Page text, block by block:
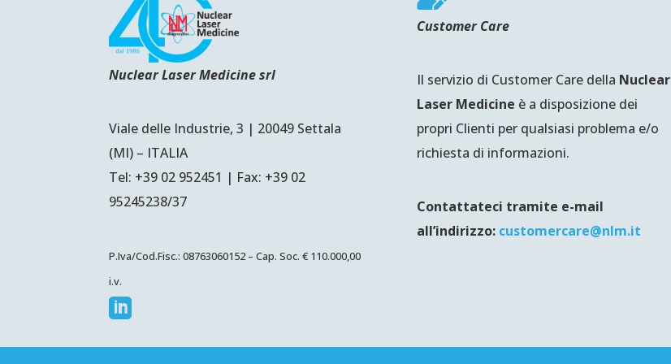
Nuclear Laser Medicine srl
Viale delle Industrie, 3 | 20049 Settala
(MI) – ITALIA
Tel: +39 02 952451 | Fax: +39 02
95245238/37
P.Iva/Cod.Fisc.: 08763060152 – Cap. Soc. € 110.000,00
i.v.

Customer Care
Il servizio di Customer Care della Nuclear
Laser Medicine è a disposizione dei
propri Clienti per qualsiasi problema e/o
richiesta di informazioni.
Contattateci tramite e-mail
all’indirizzo: customercare@nlm.it